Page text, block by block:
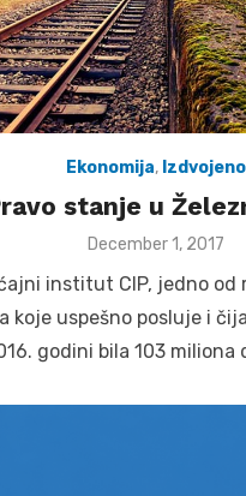
Ekonomija, Izdvojeno
stanje u
Posted
December 1, 2017
institut CIP, jedno od
koje uspešno posluje i
godini bilа 103 milionа